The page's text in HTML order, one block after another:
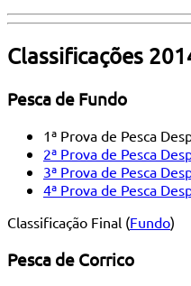
Classificações
Pesca de Fundo
1ª Prova de Pesca
2ª Prova de Pesca
3ª Prova de Pesca
4ª Prova de Pesca
Classificação Final (Fundo)
Pesca de Corrico